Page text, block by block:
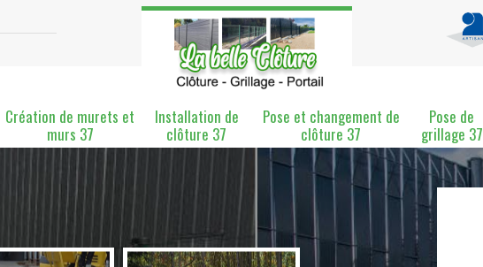
Création de murets et
murs 37
Installation de
clôture 37
Pose et changement de
clôture 37
Pose de
grillage 37